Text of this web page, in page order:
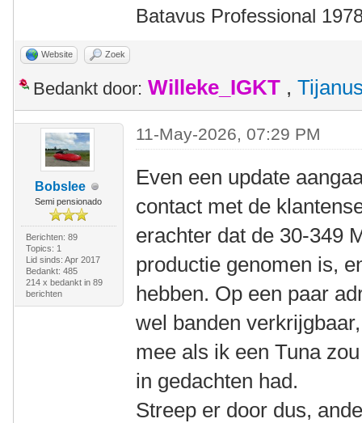
Batavus Professional
Website Zoek
Bedankt door: Willeke_IGKT ,
Bobslee
Semi pensionado
Berichten: 89
Topics: 1
Lid sinds: Apr 2017
Bedankt: 485
214 x bedankt in 89
berichten
11-May-2026, 07:29 PM
Even een update
contact met de
erachter dat de 30-349
productie genomen is,
hebben. Op een paar
wel banden
mee als ik een Tuna
in gedachten had.
Streep er door dus,